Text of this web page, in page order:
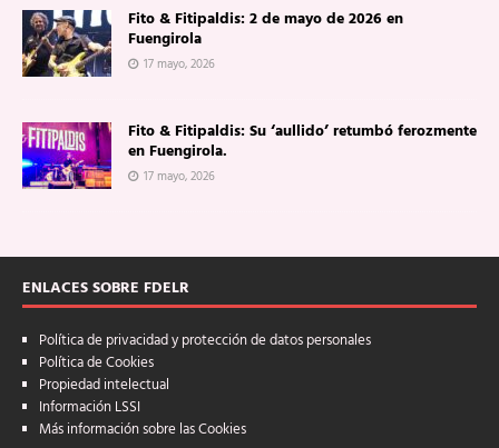
Fito & Fitipaldis: 2 de mayo de 2026 en
Fuengirola
17 mayo, 2026
Fito & Fitipaldis: Su ‘aullido’ retumbó ferozmente
en Fuengirola.
17 mayo, 2026
ENLACES SOBRE FDELR
Política de privacidad y protección de datos personales
Política de Cookies
Propiedad intelectual
Información LSSI
Más información sobre las Cookies